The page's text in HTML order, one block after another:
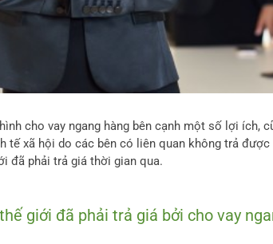
cho vay ngang hàng bên cạnh một số lợi ích,
tế xã hội do các bên có liên quan không trả
đã phải trả giá thời gian qua.
giới đã phải trả giá bởi cho vay